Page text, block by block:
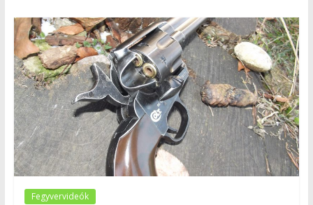
Fegyvervideók